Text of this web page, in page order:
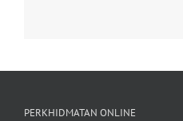
PERKHIDMATAN ONLINE